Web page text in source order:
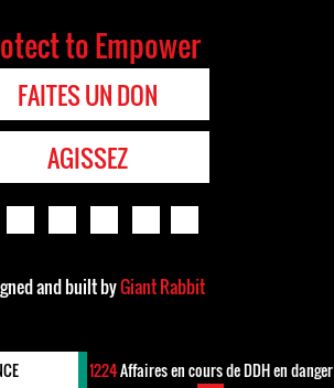
to Empower
FAITES UN DON
AGISSEZ
and built byGiant Rabbit
1224Affaires en cours de DDH en danger